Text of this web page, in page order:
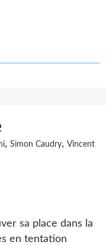
, Simon Caudry, Vincent
sa place dans la
en tentation